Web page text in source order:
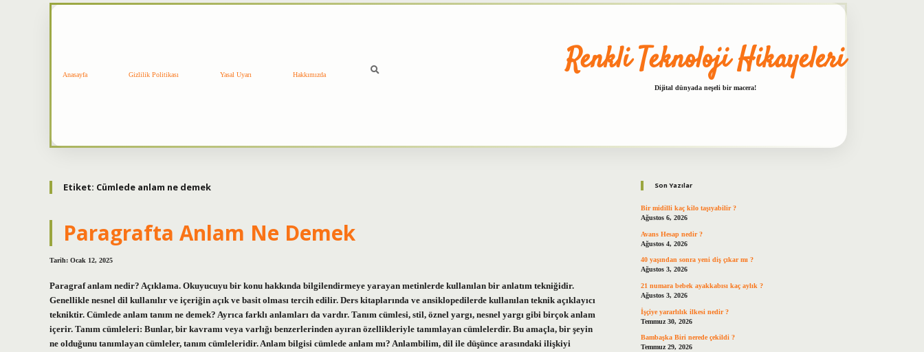
Anasayfa Gizlilik Politikası Yasal Uyarı Hakkımızda Renkli Teknoloji Hikayeleri
Dijital dünyada neşeli bir macera!
Etiket: Cümlede anlam ne demek
Paragrafta Anlam Ne Demek
Tarih: Ocak 12, 2025
Paragraf anlam nedir? Açıklama. Okuyucuyu bir konu hakkında bilgilendirmeye yarayan metinlerde kullanılan bir anlatım tekniğidir.
Genellikle nesnel dil kullanılır ve içeriğin açık ve basit olması tercih edilir. Ders kitaplarında ve ansiklopedilerde kullanılan teknik açıklayıcı
tekniktir. Cümlede anlam tanım ne demek? Ayrıca farklı anlamları da vardır. Tanım cümlesi, stil, öznel yargı, nesnel yargı gibi birçok anlam
içerir. Tanım cümleleri: Bunlar, bir kavramı veya varlığı benzerlerinden ayıran özellikleriyle tanımlayan cümlelerdir. Bu amaçla, bir şeyin
ne olduğunu tanımlayan cümleler, tanım cümleleridir. Anlam bilgisi cümlede anlam mı? Anlambilim, dil ile düşünce arasındaki ilişkiyi
Son Yazılar
Bir midilli kaç kilo taşıyabilir ?
Ağustos 6, 2026
Avans Hesap nedir ?
Ağustos 4, 2026
40 yaşından sonra yeni diş çıkar mı ?
Ağustos 3, 2026
21 numara bebek ayakkabısı kaç aylık ?
Ağustos 3, 2026
İşçiye yararlılık ilkesi nedir ?
Temmuz 30, 2026
Bambaşka Biri nerede çekildi ?
Temmuz 29, 2026